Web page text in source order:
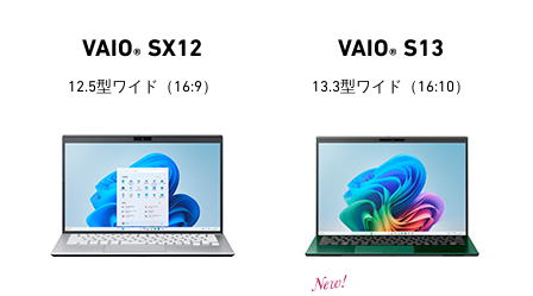
VAIO® SX12
12.5型ワイド（16:9）
VAIO®S13
13.3型ワイド（16:10）